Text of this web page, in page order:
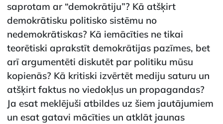
saprotam ar “demokrātiju”? Kā atšķirt
demokrātisku politisko sistēmu no
nedemokrātiskas? Kā iemācīties ne tikai
teorētiski aprakstīt demokrātijas pazīmes, bet
arī argumentēti diskutēt par politiku mūsu
kopienās? Kā kritiski izvērtēt mediju saturu un
atšķirt faktus no viedokļus un propagandas?
Ja esat meklējuši atbildes uz šiem jautājumiem
un esat gatavi mācīties un atklāt jaunas